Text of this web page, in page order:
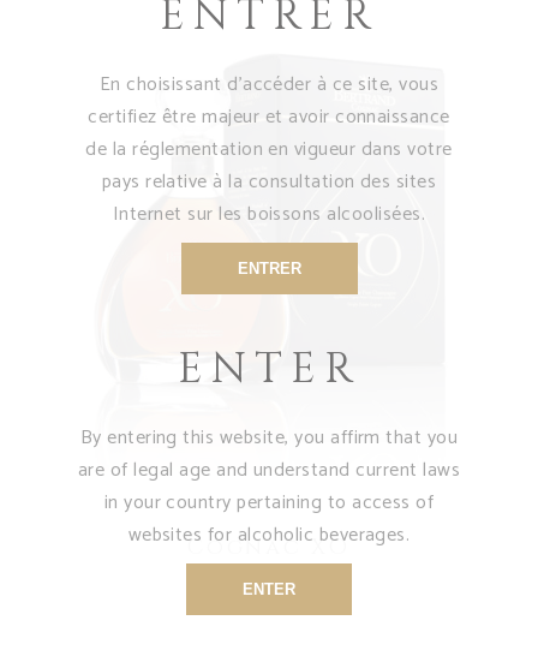
VOIR LE PRODUIT
Cognac XO
ENTRER
En choisissant d’accéder à ce site, vous
certifiez être majeur et avoir connaissance
de la réglementation en vigueur dans votre
pays relative à la consultation des sites
Internet sur les boissons alcoolisées.
ENTRER
ENTER
By entering this website, you affirm that you
are of legal age and understand current laws
in your country pertaining to access of
websites for alcoholic beverages.
ENTER